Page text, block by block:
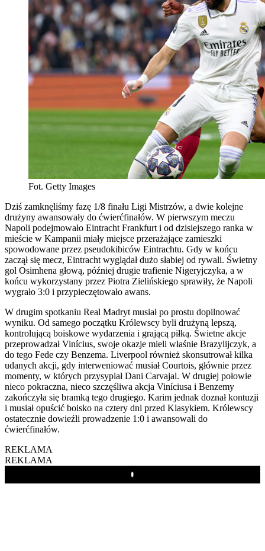
Fot. Getty Images
Dziś zamknęliśmy fazę 1/8 finału Ligi Mistrzów, a dwie kolejne
drużyny awansowały do ćwierćfinałów. W pierwszym meczu
Napoli podejmowało Eintracht Frankfurt i od dzisiejszego ranka w
mieście w Kampanii miały miejsce przerażające zamieszki
spowodowane przez pseudokibiców Eintrachtu. Gdy w końcu
zaczął się mecz, Eintracht wyglądał dużo słabiej od rywali. Świetny
gol Osimhena głową, później drugie trafienie Nigeryjczyka, a w
końcu wykorzystany przez Piotra Zielińskiego sprawiły, że Napoli
wygrało 3:0 i przypieczętowało awans.
W drugim spotkaniu Real Madryt musiał po prostu dopilnować
wyniku. Od samego początku Królewscy byli drużyną lepszą,
kontrolującą boiskowe wydarzenia i grającą piłką. Świetne akcje
przeprowadzał Vinícius, swoje okazje mieli właśnie Brazylijczyk, a
do tego Fede czy Benzema. Liverpool również skonsutrował kilka
udanych akcji, gdy interweniować musiał Courtois, głównie przez
momenty, w których przysypiał Dani Carvajal. W drugiej połowie
nieco pokraczna, nieco szczęśliwa akcja Viníciusa i Benzemy
zakończyła się bramką tego drugiego. Karim jednak doznał kontuzji
i musiał opuścić boisko na cztery dni przed Klasykiem. Królewscy
ostatecznie dowieźli prowadzenie 1:0 i awansowali do
ćwierćfinałów.
REKLAMA
REKLAMA
Play